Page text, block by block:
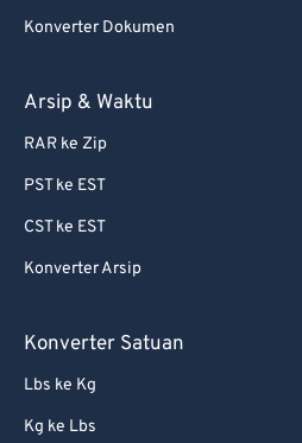
Konverter Dokumen
Arsip & Waktu
RAR ke Zip
PST ke EST
CST ke EST
Konverter Arsip
Konverter Satuan
Lbs ke Kg
Kg ke Lbs